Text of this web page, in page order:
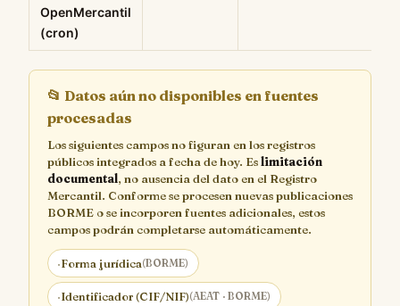
OpenMercantil
(cron)
📂 Datos aún no disponibles en fuentes
procesadas
Los siguientes campos no figuran en los registros
públicos integrados a fecha de hoy. Eslimitación
documental, no ausencia del dato en el Registro
Mercantil. Conforme se procesen nuevas publicaciones
BORME o se incorporen fuentes adicionales, estos
campos podrán completarse automáticamente.
·Forma jurídica(BORME)
·Identificador (CIF/NIF)(AEAT · BORME)